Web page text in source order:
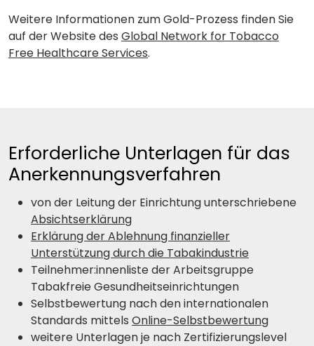
Weitere Informationen zum Gold-Prozess finden Sie
auf der Website des Global Network for Tobacco
Free Healthcare Services.
Erforderliche Unterlagen für das
Anerkennungsverfahren
von der Leitung der Einrichtung unterschriebene
Absichtserklärung
Erklärung der Ablehnung finanzieller
Unterstützung durch die Tabakindustrie
Teilnehmer:innenliste der Arbeitsgruppe
Tabakfreie Gesundheitseinrichtungen
Selbstbewertung nach den internationalen
Standards mittels Online-Selbstbewertung
weitere Unterlagen je nach Zertifizierungslevel